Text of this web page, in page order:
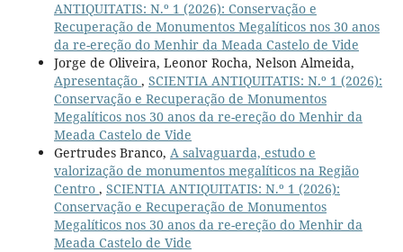
ANTIQUITATIS: N.º 1 (2026): Conservação e
Recuperação de Monumentos Megalíticos nos 30 anos
da re-ereção do Menhir da Meada Castelo de Vide
Jorge de Oliveira, Leonor Rocha, Nelson Almeida,
Apresentação , SCIENTIA ANTIQUITATIS: N.º 1 (2026):
Conservação e Recuperação de Monumentos
Megalíticos nos 30 anos da re-ereção do Menhir da
Meada Castelo de Vide
Gertrudes Branco, A salvaguarda, estudo e
valorização de monumentos megalíticos na Região
Centro , SCIENTIA ANTIQUITATIS: N.º 1 (2026):
Conservação e Recuperação de Monumentos
Megalíticos nos 30 anos da re-ereção do Menhir da
Meada Castelo de Vide